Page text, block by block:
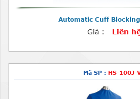
Automatic Cuff
Giá : Liên
Mã SP : HS-100J-